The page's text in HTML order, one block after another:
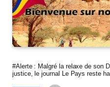
#Alerte : Malgré la relaxe de son
justice, le journal Le Pays reste